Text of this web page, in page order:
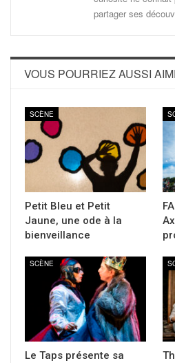
partager ses
VOUS POURRIEZ AUSSI
SCÈNE
Petit Bleu et Petit
Jaune, une ode à la
bienveillance
SCÈNE
Le Taps présente sa